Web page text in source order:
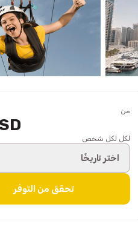
من
لكل لكل شخص
اختر تاريخًا
تحقق من التوفر